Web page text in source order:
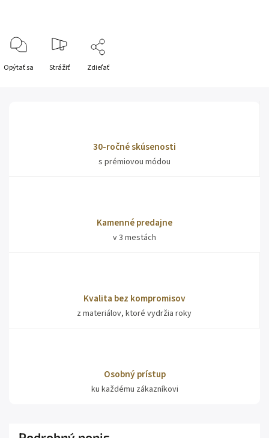
Opýtať sa Strážiť Zdieľať
30-ročné skúsenosti
s prémiovou módou
Kamenné predajne
v 3 mestách
Kvalita bez kompromisov
z materiálov, ktoré vydržia roky
Osobný prístup
ku každému zákazníkovi